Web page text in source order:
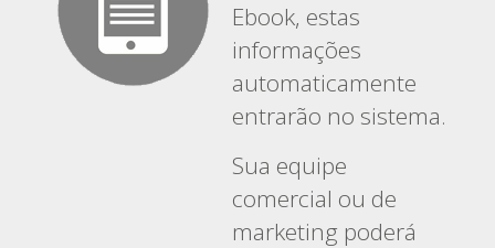
Ebook, estas
informações
automaticamente
entrarão no sistema.
Sua equipe
comercial ou de
marketing poderá